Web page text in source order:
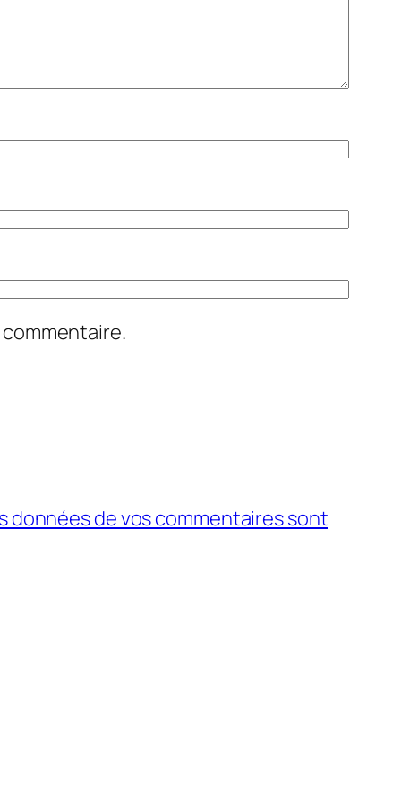
données de vos commentaires sont